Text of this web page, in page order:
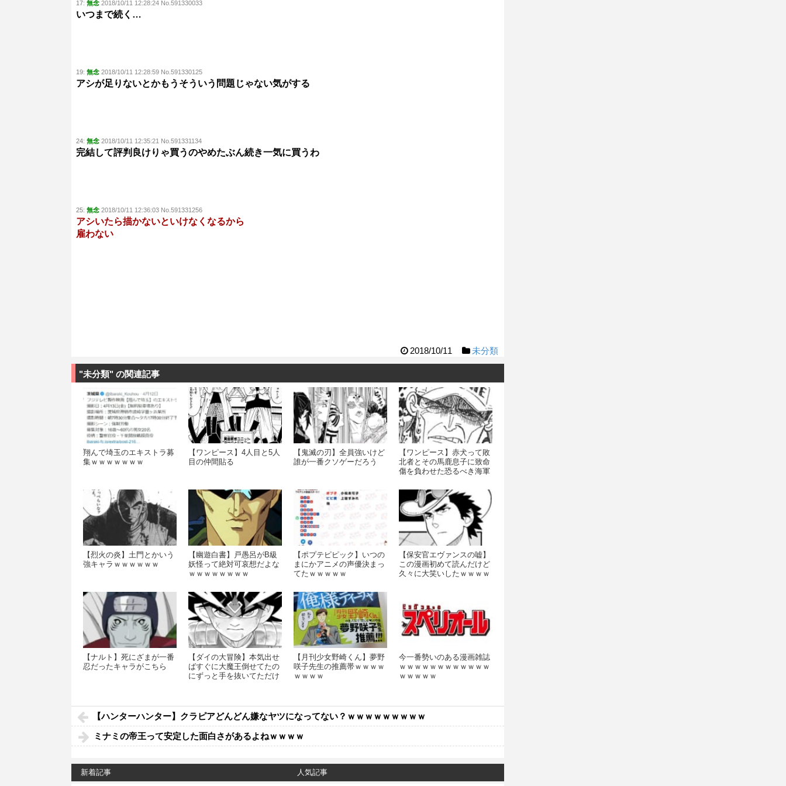
17: 無念 2018/10/11 12:28:24 No.591330033
いつまで続く…
19: 無念 2018/10/11 12:28:59 No.591330125
アシが足りないとかもうそういう問題じゃない気がする
24: 無念 2018/10/11 12:35:21 No.591331134
完結して評判良けりゃ買うのやめたぶん続き一気に買うわ
25: 無念 2018/10/11 12:36:03 No.591331256
アシいたら描かないといけなくなるから
雇わない
2018/10/11 未分類
"未分類" の関連記事
翔んで埼玉のエキストラ募
集ｗｗｗｗｗｗｗ
【ワンピース】4人目と5人
目の仲間貼る
【鬼滅の刃】全員強いけど
誰が一番クソゲーだろう
【ワンピース】赤犬って敗
北者とその馬鹿息子に致命
傷を負わせた恐るべき海軍
【烈火の炎】土門とかいう
強キャラｗｗｗｗｗｗ
【幽遊白書】戸愚呂がB級
妖怪って絶対可哀想だよな
ｗｗｗｗｗｗｗｗ
【ポプテピピック】いつの
まにかアニメの声優決まっ
てたｗｗｗｗｗ
【保安官エヴァンスの嘘】
この漫画初めて読んだけど
久々に大笑いしたｗｗｗｗ
【ナルト】死にざまが一番
忍だったキャラがこちら
【ダイの大冒険】本気出せ
ばすぐに大魔王倒せてたの
にずっと手を抜いてただけ
【月刊少女野崎くん】夢野
咲子先生の推薦帯ｗｗｗｗ
ｗｗｗｗ
今一番勢いのある漫画雑誌
ｗｗｗｗｗｗｗｗｗｗｗｗ
ｗｗｗｗｗ
【ハンターハンター】クラピアどんどん嫌なヤツになってない？ｗｗｗｗｗｗｗｗｗ
ミナミの帝王って安定した面白さがあるよねｗｗｗｗ
新着記事 人気記事